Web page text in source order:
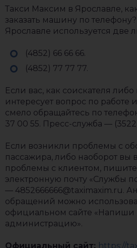
Такси Максим в Ярославле,
заказать машину по
Ярославле используется две
(4852) 66 66 66.
(4852) 77 77 77.
Если вас, как соискателя либо
интересует вопрос по работе
смело обращайтесь по
37 00 55. Пресс-служба —
Если возникли проблемы с
пассажира, либо наоборот вы
проблемы с клиентом,
электронную почту «Службы
— 4852666666@taximaxim.ru.
обращений можно
официальном сайте «Напиши
администрацию».
Официальный сайт: https://